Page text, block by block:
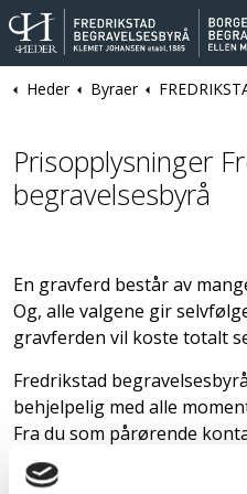
Heder Byraer FREDRIKSTAD | Fredrikstad og Borge Begravelsesbyråer |
Prisopplysninger
begravelsesbyrå
En gravferd består av
Og, alle valgene gir
gravferden vil koste totalt
Fredrikstad
behjelpelig med alle
Fra du som pårørende
for å hente avdøde, til et
gravplassen etter